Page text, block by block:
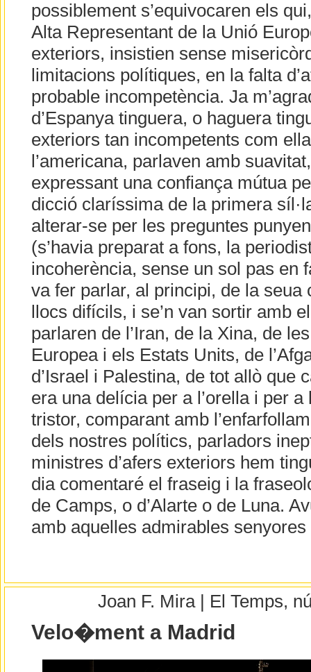
possiblement s’equivocaren els
Alta Representant de la Unió
exteriors, insistien sense
limitacions polítiques, en la falta
probable incompetència. Ja
d’Espanya tinguera, o haguera
exteriors tan incompetents com
l’americana, parlaven amb
expressant una confiança mútua
dicció claríssima de la primera
alterar-se per les preguntes
(s’havia preparat a fons, la
incoherència, sense un sol pas en
va fer parlar, al principi, de la seua
llocs difícils, i se’n van sortir amb
parlaren de l’Iran, de la Xina, de
Europea i els Estats Units, de
d’Israel i Palestina, de tot allò que
era una delícia per a l’orella i per a
tristor, comparant amb
dels nostres polítics, parladors
ministres d’afers exteriors hem
dia comentaré el fraseig i la
de Camps, o d’Alarte o de Luna.
amb aquelles admirables
Joan F. Mira | El Temps,
Velo�ment a Madrid